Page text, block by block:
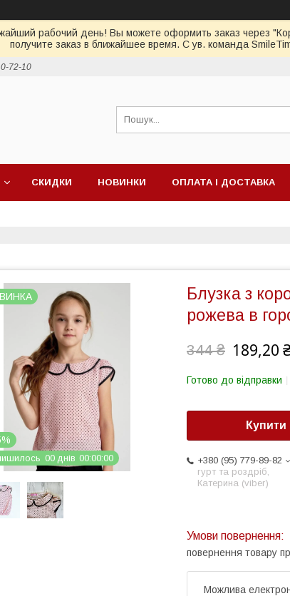
рабочий день! Вы можете оформить заказ через
получите заказ в ближайшее время. С ув. команда
72-10
СКИДКИ НОВИНКИ ОПЛАТА І ДОСТАВКА
00 днів 00 00 00
Блузка з
рожева в
344 ₴ 189,20
Готово до відправки
Купити
+380 (95) 779-89-82
гурт та роздріб,
Катерина (viber)
повернення товару